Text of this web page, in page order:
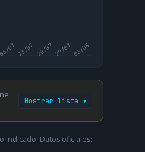
06/07 13/07 20/07 27/07 03/08
Mostrar lista ▾
Datos oficiales: